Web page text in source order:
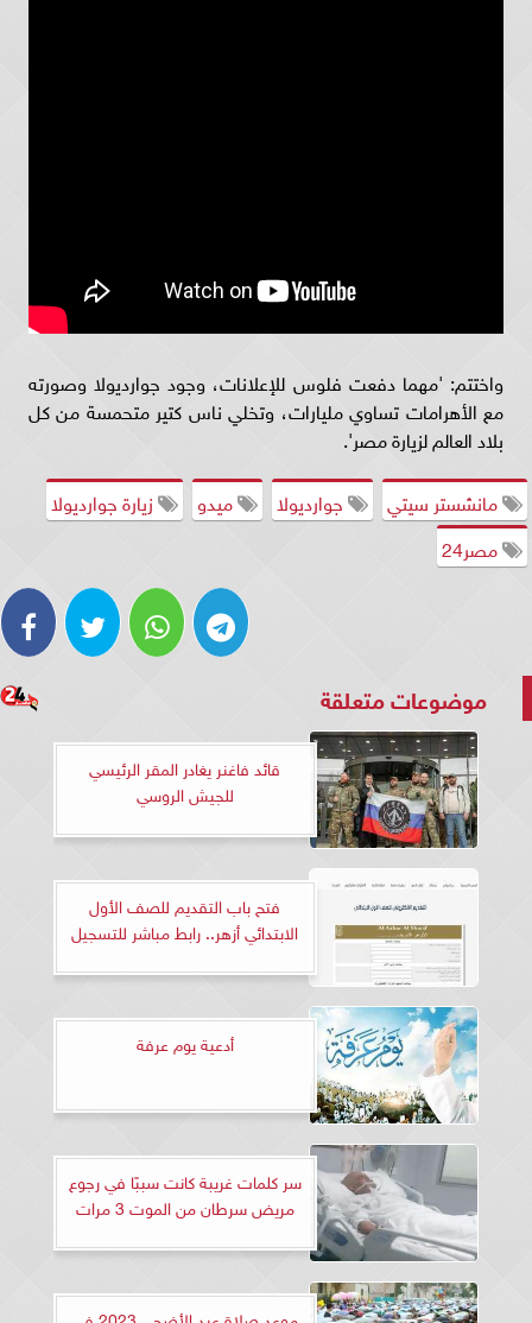
واختتم: 'مهما دفعت فلوس للإعلانات، وجود جوارديولا وصورته
مع الأهرامات تساوي مليارات، وتخلي ناس كتير متحمسة من كل
بلاد العالم لزيارة مصر'.
مانشستر سيتي
جوارديولا ميدو
زيارة جوارديولا
مصر24
موضوعات متعلقة
قائد فاغنر يغادر المقر الرئيسي
للجيش الروسي
فتح باب التقديم للصف الأول
الابتدائي أزهر.. رابط مباشر للتسجيل
أدعية يوم عرفة
سر كلمات غريبة كانت سببًا في رجوع
مريض سرطان من الموت 3 مرات